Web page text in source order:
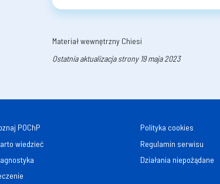
Materiał wewnętrzny Chiesi
Ostatnia aktualizacja strony 19 maja 2023
POChP
wiedzieć
Polityka cookies
Regulamin serwisu
Działania niepożądane